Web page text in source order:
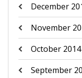
December
November
October 2014
September